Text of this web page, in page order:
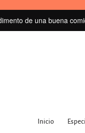
de una buena
Inicio